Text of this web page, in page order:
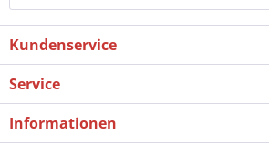
Kundenservice
Service
Informationen